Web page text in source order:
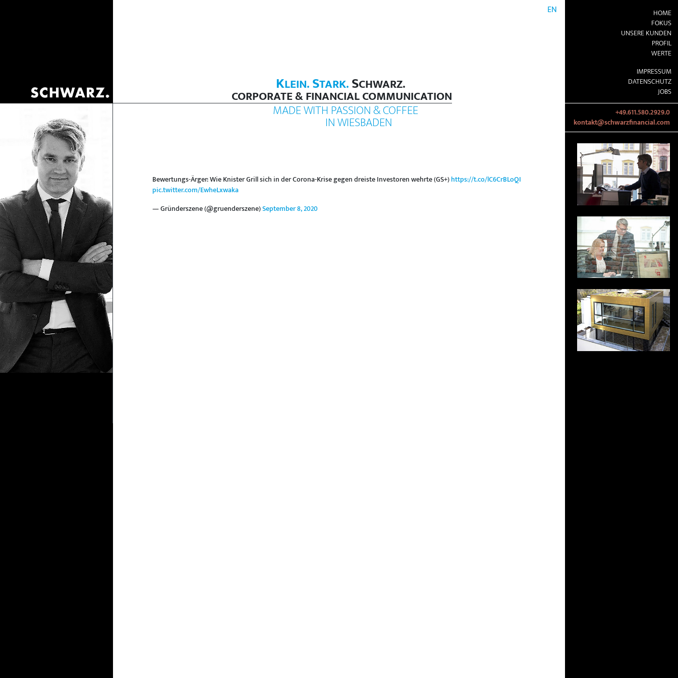
KLEIN.STARK.SCHWARZ.
CORPORATE & FINANCIAL COMMUNICATION
EN
HOME
FOKUS
UNSERE KUNDEN
PROFIL
WERTE
IMPRESSUM
DATENSCHUTZ
JOBS
MADE WITH PASSION & COFFEE
IN WIESBADEN
Bewertungs-Ärger: Wie Knister Grill sich in der Corona-Krise gegen dreiste Investoren wehrte (GS+)https://t.co/lC6CrBLoQI
pic.twitter.com/EwheLxwaka
— Gründerszene (@gruenderszene)September 8, 2020
+49.611.580.2929.0
kontakt@schwarzfinancial.com